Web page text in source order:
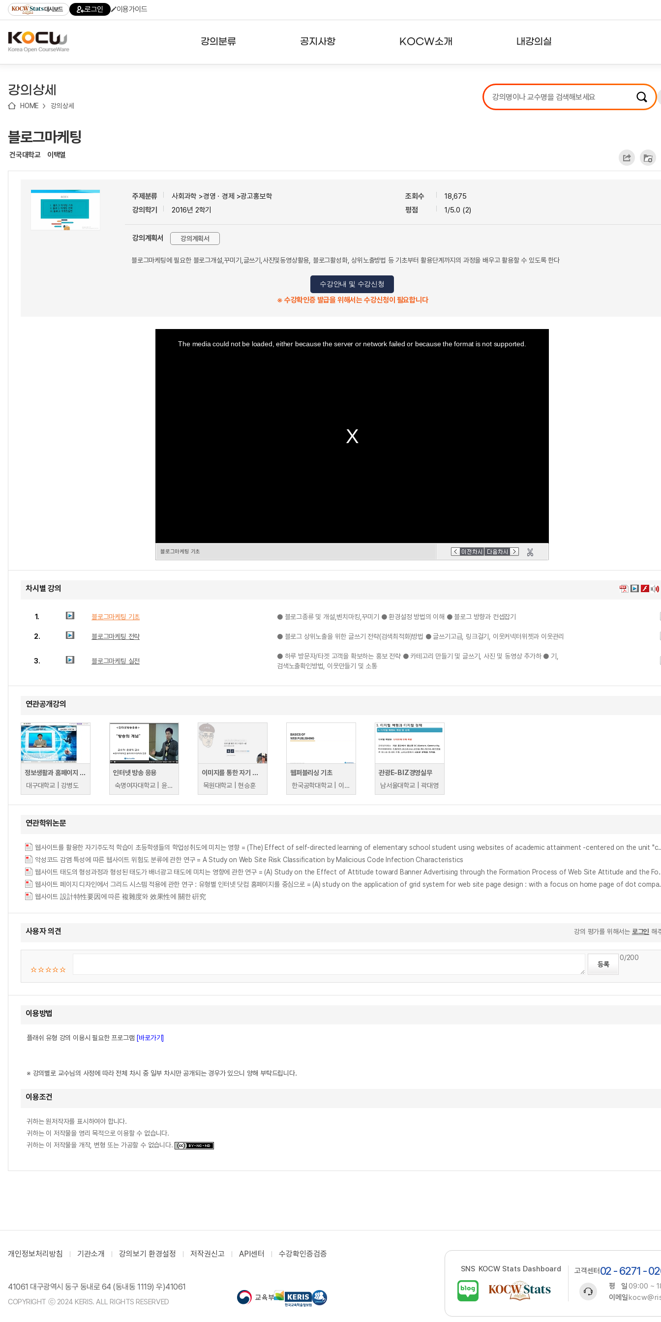
기
기
기
content)
가
대시보드 로그인 이용가이드
강의분류 공지사항 KOCW소개 내강의실
강의리스트
수강확인증강의
강의상세
HOME 강의상세
블로그마케팅
건국대학교 이택열
주제분류
사회과학 >경영ㆍ경제 >광고홍보학
강의학기
2016년 2학기
조회수
18,675
평점
1/5.0 (2)
강의계획서 강의계획서
블로그마케팅에 필요한 블로그개설,꾸미기,글쓰기,사진및동영상활용, 블로그활성화, 상위노출방법 등 기초부터 활용단계까지의 과정을 배우고 활용할 수 있도록 한다
수강안내 및 수강신청
※ 수강확인증 발급을 위해서는 수강신청이 필요합니다
The media could not be loaded, either because the server or network failed or because the format is not supported.
블로그마케팅 기초
차시별 강의
1. 블로그마케팅 기초 ● 블로그종류 및 개설,벤치마킹,꾸미기 ● 환경설정 방법의 이해 ● 블로그 방향과 컨셉잡기
2. 블로그마케팅 전략 ● 블로그 상위노출을 위한 글쓰기 전략(검색최적화)방법 ● 글쓰기고급, 링크걸기, 이웃커넥터위젯과 이웃관리
3. 블로그마케팅 실전
● 하루 방문자/타겟 고객을 확보하는 홍보 전략 ● 카테고리 만들기 및 글쓰기, 사진 및 동영상 추가하 ● 기,
검색노출확인방법, 이웃만들기 및 소통
연관공개강의
정보생활과 홈페이지 제작
대구대학교 | 강병도
인터넷 방송 응용
숙명여자대학교 | 윤용익
이미지를 통한 자기 표현과 소통, 미디어 리터러시의 이해
목원대학교 | 현승훈
웹퍼블리싱 기초
한국공학대학교 | 이문환
관광E-BIZ경영실무
남서울대학교 | 곽대영
연관학위논문
웹사이트를 활용한 자기주도적 학습이 초등학생들의 학업성취도
악성코드 감염 특성에 따른 웹사이트 위험도 분류에 관한 연구 = A Study on Web Site Risk Classification by Malicious Code Infection Characteristics
웹사이트 태도의 형성과정과 형성된 태도가 배너광고 태도
웹사이트 페이지 디자인에서 그리드 시스
웹사이트 設計特性要因에 따른 複雜度와 效果性에 關한 硏究
사용자 의견 강의 평가를 위해서는 로그인 해
0/200
이용방법
플래쉬 유형 강의 이용시 필요한 프로그램 [바로가기]
※ 강의별로 교수님의 사정에 따라 전체 차시 중 일부 차시만 공개되는 경우가 있으니 양해 부탁드립니다.
이용조건
귀하는 원저작자를 표시하여야 합니다.
귀하는 이 저작물을 영리 목적으로 이용할 수 없습니다.
귀하는 이 저작물을 개작, 변형 또는 가공할 수 없습니다.
개인정보처리방침 기관소개 강의보기 환경설정 저작권신고 API센터 수강확인증검증
41061 대구광역시 동구 동내로 64 (동내동 1119) 우)41061
COPYRIGHT ⓒ 2024 KERIS. ALL RIGHTS RESERVED
SNS KOCW Stats Dashboard 고객센터 02 - 6271 -
평 일09:00 ~
이메일